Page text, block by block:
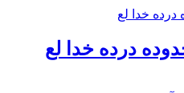
درده خدا لع